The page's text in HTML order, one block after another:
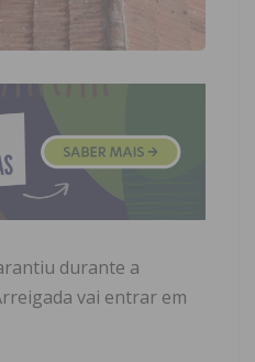
durante a
vai entrar em